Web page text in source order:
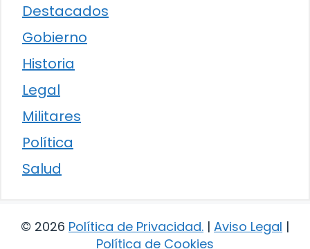
Destacados
Gobierno
Historia
Legal
Militares
Política
Salud
© 2026 Política de Privacidad. | Aviso Legal |
Política de Cookies